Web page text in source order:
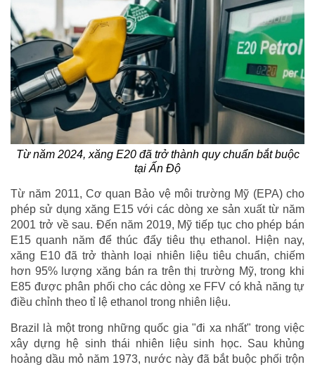
Từ năm 2024, xăng E20 đã trở thành quy chuẩn bắt buộc
tại Ấn Độ
Từ năm 2011, Cơ quan Bảo vệ môi trường Mỹ (EPA) cho
phép sử dụng xăng E15 với các dòng xe sản xuất từ năm
2001 trở về sau. Đến năm 2019, Mỹ tiếp tục cho phép bán
E15 quanh năm để thúc đẩy tiêu thụ ethanol. Hiện nay,
xăng E10 đã trở thành loại nhiên liệu tiêu chuẩn, chiếm
hơn 95% lượng xăng bán ra trên thị trường Mỹ, trong khi
E85 được phân phối cho các dòng xe FFV có khả năng tự
điều chỉnh theo tỉ lệ ethanol trong nhiên liệu.
Brazil là một trong những quốc gia "đi xa nhất" trong việc
xây dựng hệ sinh thái nhiên liệu sinh học. Sau khủng
hoảng dầu mỏ năm 1973, nước này đã bắt buộc phối trộn